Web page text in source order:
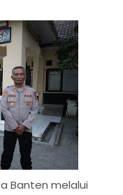
Banten melalui